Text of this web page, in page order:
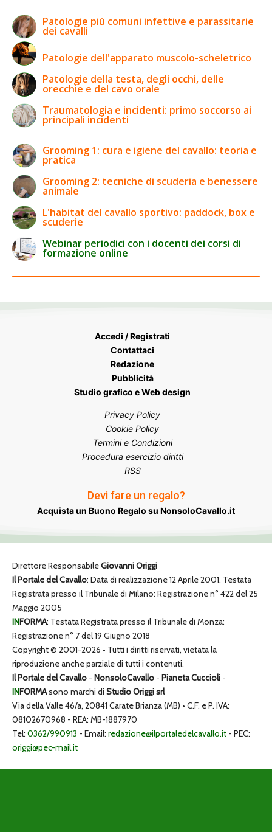
Patologie più comuni infettive e parassitarie
dei cavalli
Patologie dell'apparato muscolo-scheletrico
Patologie della testa, degli occhi, delle
orecchie e del cavo orale
Traumatologia e incidenti: primo soccorso ai
principali incidenti
Grooming 1: cura e igiene del cavallo: teoria e
pratica
Grooming 2: tecniche di scuderia e benessere
animale
L'habitat del cavallo sportivo: paddock, box e
scuderie
Webinar periodici con i docenti dei corsi di
formazione online
Accedi / Registrati
Contattaci
Redazione
Pubblicità
Studio grafico e Web design
Privacy Policy
Cookie Policy
Termini e Condizioni
Procedura esercizio diritti
RSS
Devi fare un regalo?
Acquista un Buono Regalo su NonsoloCavallo.it
Direttore ResponsabileGiovanni Origgi
Il Portale del Cavallo: Data di realizzazione 12 Aprile 2001. Testata
Registrata presso il Tribunale di Milano: Registrazione n° 422 del 25
Maggio 2005
INFORMA: Testata Registrata presso il Tribunale di Monza:
Registrazione n° 7 del 19 Giugno 2018
Copyright © 2001-2026 • Tutti i diritti riservati, vietata la
riproduzione anche parziale di tutti i contenuti.
Il Portale del Cavallo - NonsoloCavallo - Pianeta Cuccioli -
INFORMAsono marchi di Studio Origgi srl
Via della Valle 46/a, 20841 Carate Brianza (MB) • C.F. e P. IVA:
08102670968 - REA: MB-1887970
Tel: 0362/990913 - Email: redazione@ilportaledelcavallo.it - PEC:
origgi@pec-mail.it